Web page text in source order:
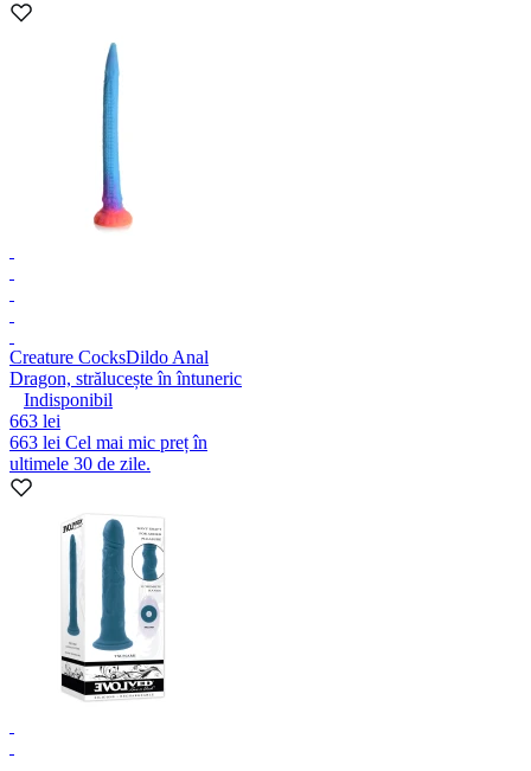
Creature CocksDildo Anal
Dragon, strălucește în întuneric
Indisponibil
663 lei
663 lei Cel mai mic preț în
ultimele 30 de zile.